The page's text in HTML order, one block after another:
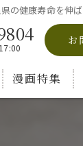
の健康寿命を伸
お
漫画特集